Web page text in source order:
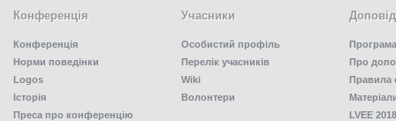
Конференція
Конференція
Норми поведінки
Logos
Історія
Преса про конференцію
Учасники
Особистий профіль
Перелік учасників
Wiki
Волонтери
Про
Правила
LVEE